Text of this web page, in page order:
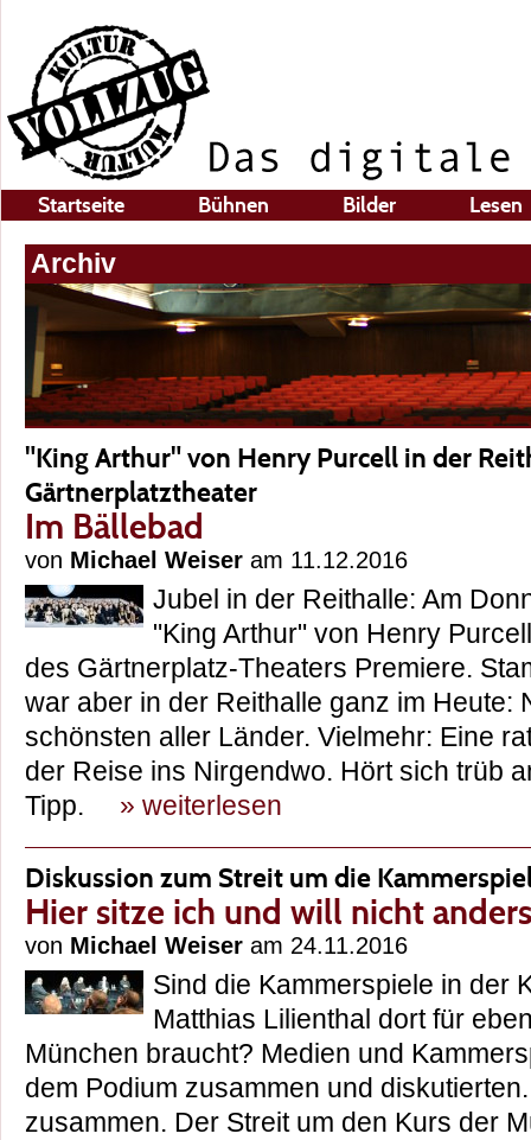
Startseite Bühnen Bilder Lesen
Archiv
"King Arthur" von Henry Purcell in der
Gärtnerplatztheater
Im Bällebad
von Michael Weiser am 11.12.2016
Jubel in der Reithalle: Am
"King Arthur" von Henry
des Gärtnerplatz-Theaters Premiere.
war aber in der Reithalle ganz im Heute:
schönsten aller Länder. Vielmehr: Eine
der Reise ins Nirgendwo. Hört sich trüb
Tipp. » weiterlesen
Diskussion zum Streit um die
Hier sitze ich und will nicht anders
von Michael Weiser am 24.11.2016
Sind die Kammerspiele in der
Matthias Lilienthal dort für
München braucht? Medien und
dem Podium zusammen und
zusammen. Der Streit um den Kurs der